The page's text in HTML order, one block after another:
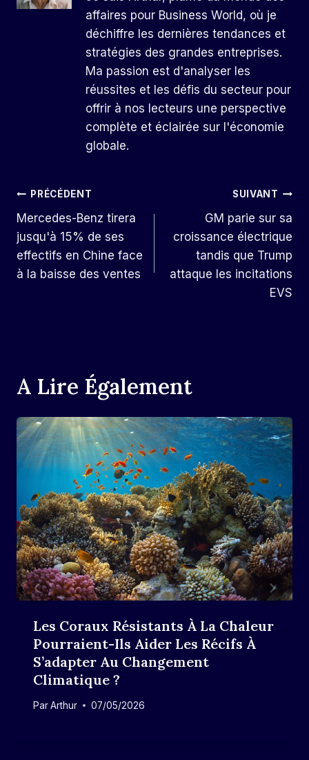
affaires pour Business World, où je
déchiffre les dernières tendances et
stratégies des grandes entreprises.
Ma passion est d'analyser les
réussites et les défis du secteur pour
offrir à nos lecteurs une perspective
complète et éclairée sur l'économie
globale.
Navigation
De
L’article
PRÉCÉDENT
Mercedes-Benz tirera
jusqu'à 15% de ses
effectifs en Chine face
à la baisse des ventes
SUIVANT
GM parie sur sa
croissance électrique
tandis que Trump
attaque les incitations
EVS
A Lire Également
Les Coraux Résistants À La Chaleur
Pourraient-Ils Aider Les Récifs À
S’adapter Au Changement
Climatique ?
ParArthur 07/05/2026